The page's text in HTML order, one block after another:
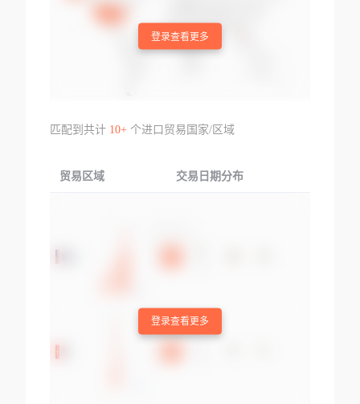
登录查看更多
匹配到共计 10+个进口贸易国家/区域
贸易区域 交易日期分布
登录查看更多